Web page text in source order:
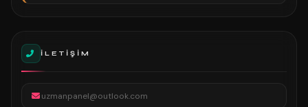
İLETIŞIM
uzmanpanel@outlook.com